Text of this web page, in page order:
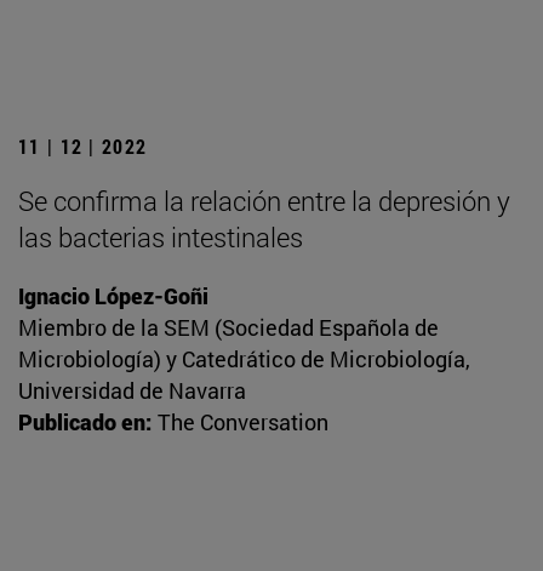
11 | 12 | 2022
Se confirma la relación entre la depresión y
las bacterias intestinales
Ignacio López-Goñi
Miembro de la SEM (Sociedad Española de
Microbiología) y Catedrático de Microbiología,
Universidad de Navarra
Publicado en: The Conversation